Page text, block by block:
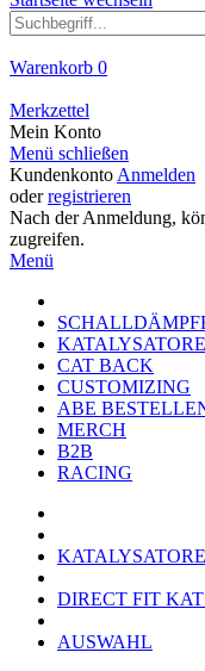
Warenkorb 0
Merkzettel
Mein Konto
Menü schließen
Kundenkonto Anmelden
oderregistrieren
Nach der Anmeldung,
zugreifen.
Menü
CAT BACK
CUSTOMIZING
ABE
MERCH
B2B
RACING
DIRECT FIT
AUSWAHL